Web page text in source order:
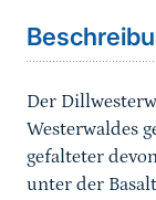
Der
Westerwaldes
gefalteter
unter der